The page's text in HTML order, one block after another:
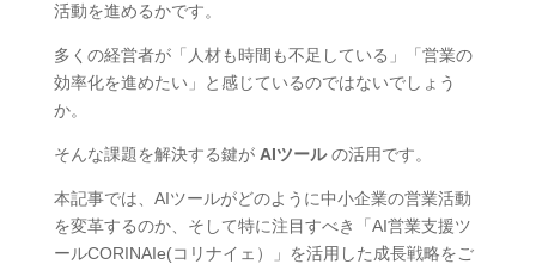
活動を進めるかです。
多くの経営者が「人材も時間も不足している」「営業の
効率化を進めたい」と感じているのではないでしょう
か。
そんな課題を解決する鍵が AIツールの活用です。
本記事では、AIツールがどのように中小企業の営業活動
を変革するのか、そして特に注目すべき「AI営業支援ツ
ールCORINAIe(コリナイェ）」を活用した成長戦略をご